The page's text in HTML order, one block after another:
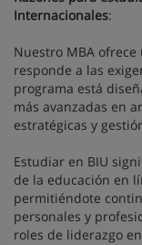
Internacionales:
Nuestro MBA
responde a las
programa está
más avanzadas en
estratégicas y
Estudiar en BIU
de la educación en
permitiéndote
personales y
roles de liderazgo